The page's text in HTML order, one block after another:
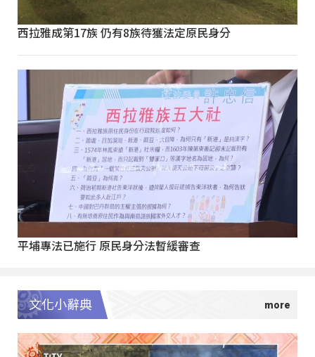
西拉雅成第17族 仍有8族待獲法定原民身分
平埔專法已施行 原民身分法暫緩審查
文化小辭典